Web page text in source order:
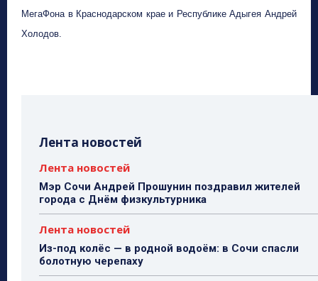
МегаФона в Краснодарском крае и Республике Адыгея Андрей
Холодов.
Лента новостей
Лента новостей
Мэр Сочи Андрей Прошунин поздравил жителей
города с Днём физкультурника
Лента новостей
Из-под колёс — в родной водоём: в Сочи спасли
болотную черепаху